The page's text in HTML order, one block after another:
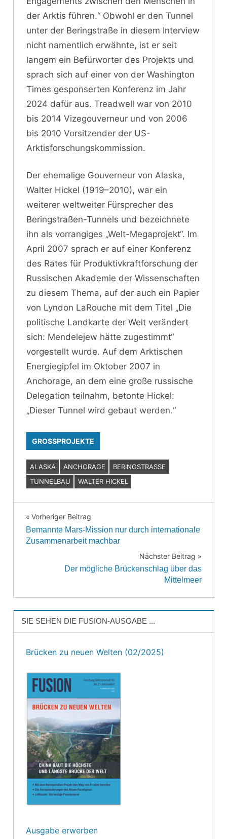
der Arktis führen.“ Obwohl er den Tunnel
unter der Beringstraße in diesem Interview
nicht namentlich erwähnte, ist er seit
langem ein Befürworter des Projekts und
sprach sich auf einer von der Washington
Times gesponserten Konferenz im Jahr
2024 dafür aus. Treadwell war von 2010
bis 2014 Vizegouverneur und von 2006
bis 2010 Vorsitzender der US-
Arktisforschungskommission.
Der ehemalige Gouverneur von Alaska,
Walter Hickel (1919–2010), war ein
weiterer weltweiter Fürsprecher des
Beringstraßen-Tunnels und bezeichnete
ihn als vorrangiges „Welt-Megaprojekt“. Im
April 2007 sprach er auf einer Konferenz
des Rates für Produktivkraftforschung der
Russischen Akademie der Wissenschaften
zu diesem Thema, auf der auch ein Papier
von Lyndon LaRouche mit dem Titel „Die
politische Landkarte der Welt verändert
sich: Mendelejew hätte zugestimmt“
vorgestellt wurde. Auf dem Arktischen
Energiegipfel im Oktober 2007 in
Anchorage, an dem eine große russische
Delegation teilnahm, betonte Hickel:
„Dieser Tunnel wird gebaut werden.“
GROSSPROJEKTE
ALASKA ANCHORAGE
BERINGSTRASSE
TUNNELBAU
WALTER HICKEL
Beitragsnavigation
Vorheriger Beitrag
Bemannte Mars-Mission nur durch internationale
Zusammenarbeit machbar
Nächster Beitrag
Der mögliche Brückenschlag über das
Mittelmeer
SIE SEHEN DIE FUSION-AUSGABE ...
Brücken zu neuen Welten (02/2025)
Ausgabe erwerben